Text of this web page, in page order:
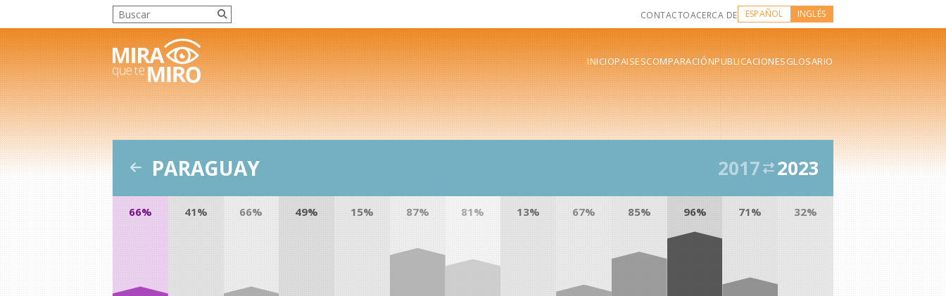
CONTACTOACERCA DE ESPAÑOL INGLÉS
INICIOPAISESCOMPARACIÓNPUBLICACIONESGLOSARIO
PARAGUAY 2017 2023
66% 41% 66% 49% 15% 87% 81% 13% 67% 85% 96% 71% 32%